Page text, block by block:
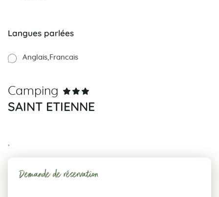
Langues parlées
Anglais Francais
Camping
SAINT ETIENNE
Demande de réservation